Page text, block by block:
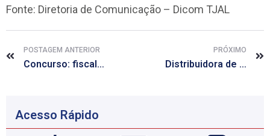
Fonte: Diretoria de Comunicação – Dicom TJAL
POSTAGEM ANTERIOR
Concurso: fiscal farmacêutico é convocado e já está em treinamento
PRÓXIMO
Distribuidora de Arapiraca adere à campanha Sinal Vermelho Contra a Violência Doméstica
Acesso Rápido